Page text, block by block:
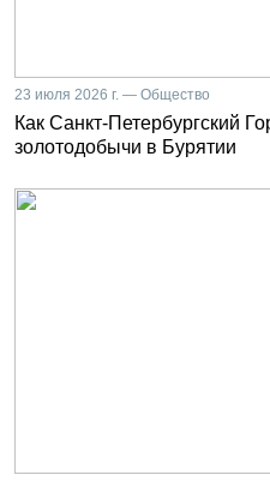
23 июля 2026 г. — Общество
Как Санкт-Петербургский
золотодобычи в Бурятии